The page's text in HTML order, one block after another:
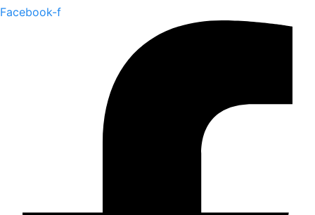
Facebook-f